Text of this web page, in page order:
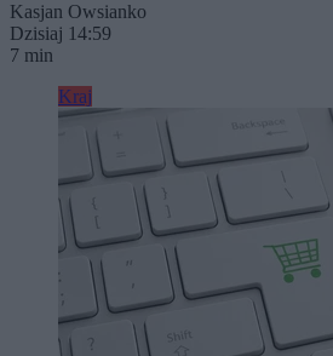
Kasjan Owsianko
Dzisiaj 14:59
7 min
Kraj